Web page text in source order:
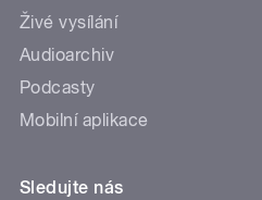
Živé vysílání
Audioarchiv
Podcasty
Mobilní aplikace
Sledujte nás